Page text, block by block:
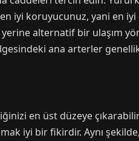
iyi koruyucunuz, yani en iyi
alternatif bir ulaşım
ana arterler
en üst düzeye
iyi bir fikirdir. Aynı